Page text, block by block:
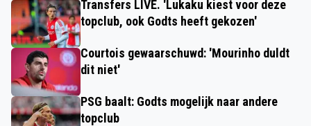
Transfers LIVE. 'Lukaku kiest voor deze
topclub, ook Godts heeft gekozen'
Courtois gewaarschuwd: 'Mourinho duldt
dit niet'
PSG baalt: Godts mogelijk naar andere
topclub